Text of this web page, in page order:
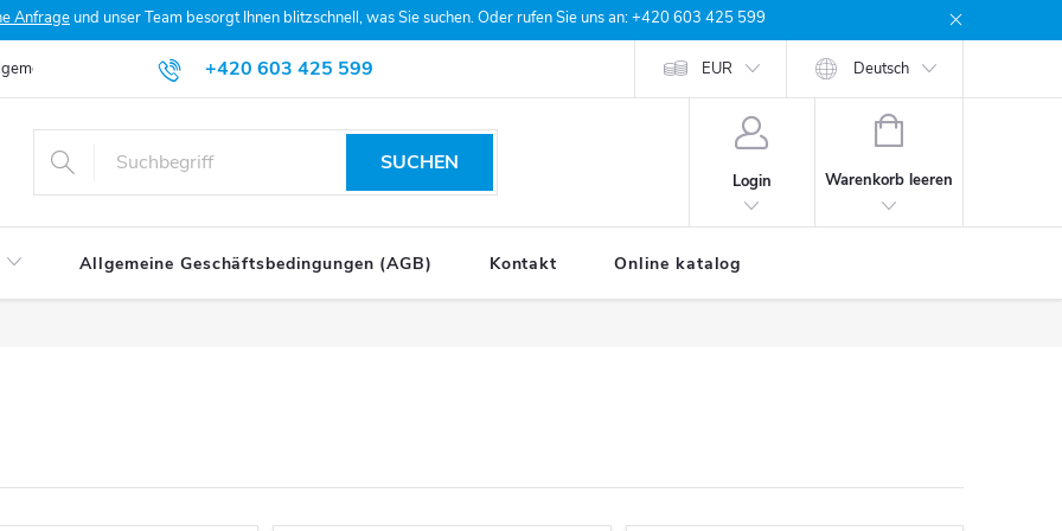
Anfrage und unser Team besorgt Ihnen blitzschnell, was Sie suchen. Oder rufen Sie uns an: +420 603 425 599
+420 603 425 599
Geschäftsbedingungen (AGB) Datenschutzerklärung EUR Deutsch
SUCHEN
Login
WARENKORB
Warenkorb leeren
Allgemeine Geschäftsbedingungen (AGB) Kontakt Online katalog